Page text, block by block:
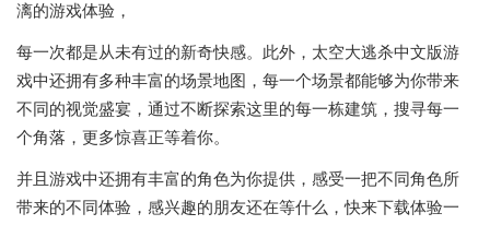
漓的游戏体验，
每一次都是从未有过的新奇快感。此外，太空大逃杀中文版游
戏中还拥有多种丰富的场景地图，每一个场景都能够为你带来
不同的视觉盛宴，通过不断探索这里的每一栋建筑，搜寻每一
个角落，更多惊喜正等着你。
并且游戏中还拥有丰富的角色为你提供，感受一把不同角色所
带来的不同体验，感兴趣的朋友还在等什么，快来下载体验一